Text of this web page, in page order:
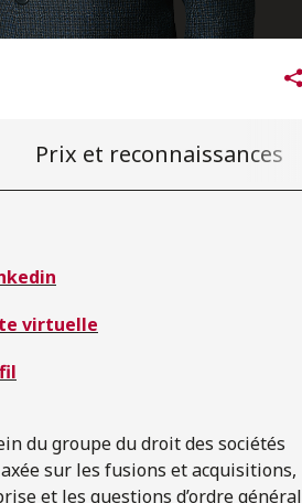
Prix et reconnaissances
virtuelle
du groupe du droit des sociétés
axée sur les fusions et acquisitions,
et les questions d’ordre général